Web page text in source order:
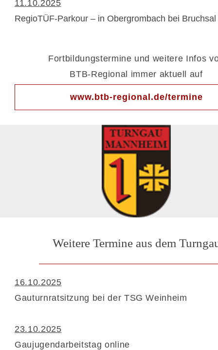
11.10.2025
RegioTÜF-Parkour – in Obergrombach bei Bruchsal
Fortbildungstermine und weitere Infos
BTB-Regional immer aktuell auf
www.btb-regional.de/termine
Weitere Termine aus dem
16.10.2025
Gauturnratsitzung bei der TSG Weinheim
23.10.2025
Gaujugendarbeitstag online